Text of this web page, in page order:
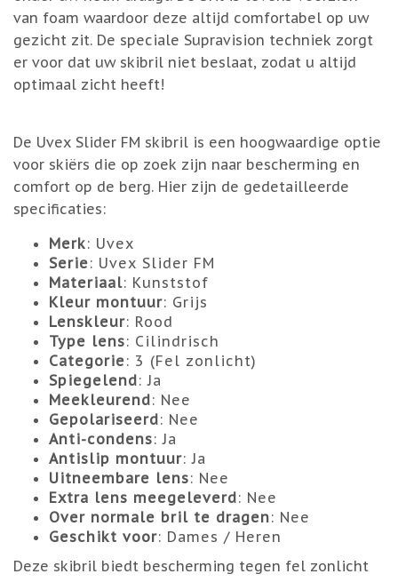
van foam waardoor deze altijd comfortabel op uw
gezicht zit. De speciale Supravision techniek zorgt
er voor dat uw skibril niet beslaat, zodat u altijd
optimaal zicht heeft!
De Uvex Slider FM skibril is een hoogwaardige optie
voor skiërs die op zoek zijn naar bescherming en
comfort op de berg. Hier zijn de gedetailleerde
specificaties:
Merk: Uvex
Serie: Uvex Slider FM
Materiaal: Kunststof
Kleur montuur: Grijs
Lenskleur: Rood
Type lens: Cilindrisch
Categorie: 3 (Fel zonlicht)
Spiegelend: Ja
Meekleurend: Nee
Gepolariseerd: Nee
Anti-condens: Ja
Antislip montuur: Ja
Uitneembare lens: Nee
Extra lens meegeleverd: Nee
Over normale bril te dragen: Nee
Geschikt voor: Dames / Heren
Deze skibril biedt bescherming tegen fel zonlicht